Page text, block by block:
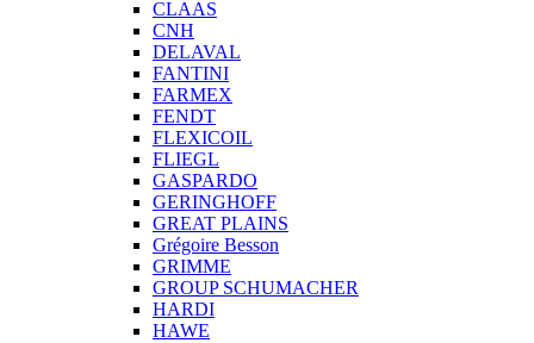
CLAAS
CNH
DELAVAL
FANTINI
FARMEX
FENDT
FLEXICOIL
FLIEGL
GASPARDO
GERINGHOFF
GREAT PLAINS
Grégoire Besson
GRIMME
GROUP SCHUMACHER
HARDI
HAWE